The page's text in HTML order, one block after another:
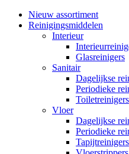
Nieuw assortiment
Reinigingsmiddelen
Interieur
Glasreinigers
Sanitair
Dagelijkse
Periodieke
Toiletreinigers
Vloer
Dagelijkse
Periodieke
Tapijtreinigers